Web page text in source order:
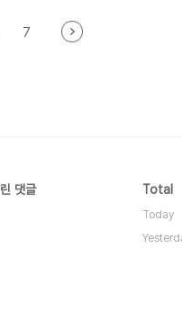
아 미용사 자격증을 들고
7
댓글 Total
Today